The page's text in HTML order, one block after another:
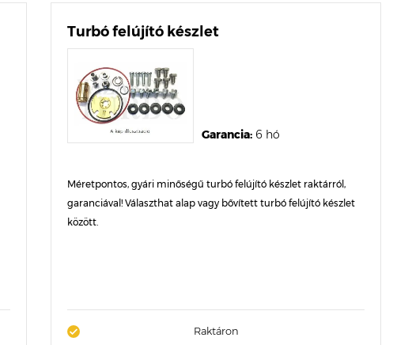
Turbó felújító készlet
Garancia: 6 hó
Méretpontos, gyári minőségű turbó felújító készlet raktárról,
garanciával! Választhat alap vagy bővített turbó felújító készlet
között.
Raktáron